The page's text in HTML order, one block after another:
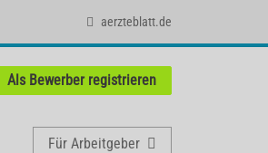
aerzteblatt.de
Als Bewerber registrieren
Für Arbeitgeber